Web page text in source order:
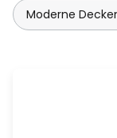
Moderne